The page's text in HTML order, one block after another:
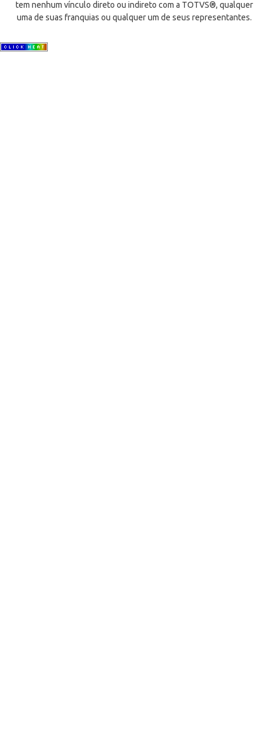
tem nenhum vínculo direto ou indireto com a TOTVS®, qualquer
uma de suas franquias ou qualquer um de seus representantes.